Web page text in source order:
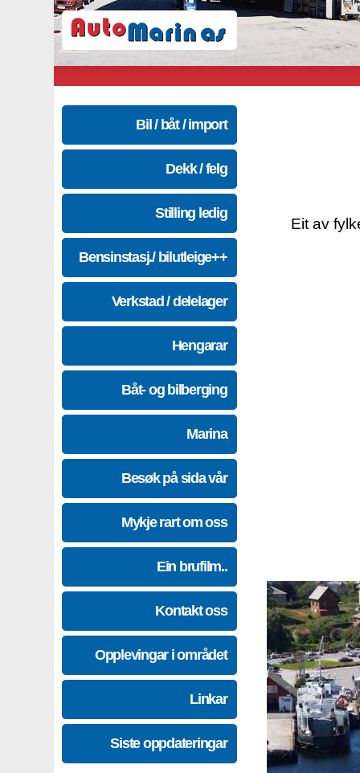
Bil / båt / import
Dekk / felg
Stilling ledig
Bensinstasj./ bilutleige++
Verkstad / delelager
Hengarar
Båt- og bilberging
Marina
Besøk på sida vår
Mykje rart om oss
Ein brufilm..
Kontakt oss
Opplevingar i området
Linkar
Siste oppdateringar
Eit av